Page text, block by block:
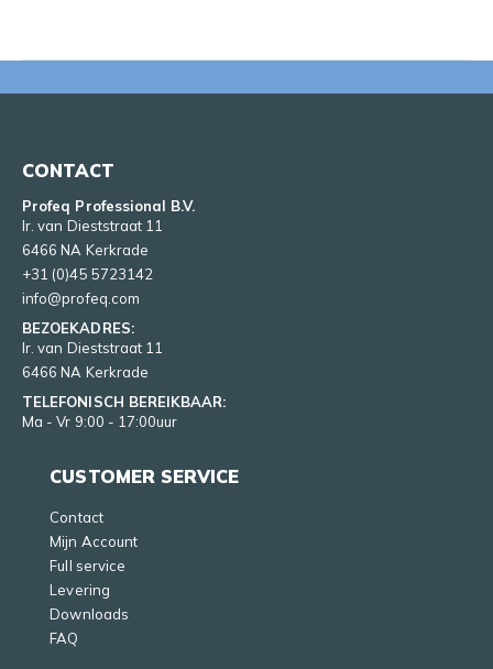
CONTACT
Profeq Professional B.V.
Ir. van Dieststraat 11
6466 NA Kerkrade
+31 (0)45 5723142
info@profeq.com
BEZOEKADRES:
Ir. van Dieststraat 11
6466 NA Kerkrade
TELEFONISCH BEREIKBAAR:
Ma - Vr 9:00 - 17:00uur
CUSTOMER SERVICE
Contact
Mijn Account
Full service
Levering
Downloads
FAQ